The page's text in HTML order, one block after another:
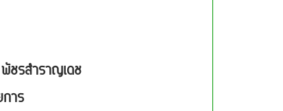
ชรสำราญเดช
าร